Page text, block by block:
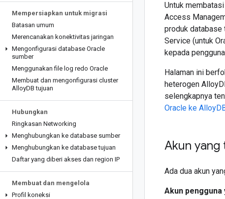
Mempersiapkan untuk migrasi
Batasan umum
Merencanakan konektivitas jaringan
Mengonfigurasi database Oracle
sumber
Menggunakan file log redo Oracle
Membuat dan mengonfigurasi cluster
AlloyDB tujuan
Hubungkan
Ringkasan Networking
Menghubungkan ke database sumber
Menghubungkan ke database tujuan
Daftar yang diberi akses dan region IP
Membuat dan mengelola
Profil koneksi
Untuk
Access
produk database
Service (untuk
kepada
Halaman ini
heterogen
selengkapnya
Oracle ke
Akun yang
Ada dua akun
Akun